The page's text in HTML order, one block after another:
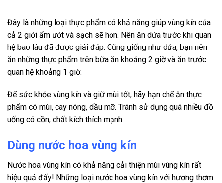
Đây là những loại thực phẩm có khả năng giúp vùng kín của
cả 2 giới ẩm ướt và sạch sẽ hơn. Nên ăn dứa trước khi quan
hệ bao lâu đã được giải đáp. Cũng giống như dứa, bạn nên
ăn những thực phẩm trên bữa ăn khoảng 2 giờ và ăn trước
quan hệ khoảng 1 giờ.
Để sức khỏe vùng kín và giữ mùi tốt, hãy hạn chế ăn thực
phẩm có mùi, cay nóng, dầu mỡ. Tránh sử dụng quá nhiều đồ
uống có cồn, chất kích thích mạnh.
Dùng nước hoa vùng kín
Nước hoa vùng kín có khả năng cải thiện mùi vùng kín rất
hiệu quả đấy! Những loại nước hoa vùng kín với hương thơm